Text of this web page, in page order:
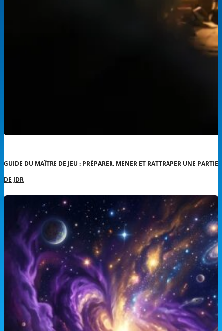
GUIDE DU MAÎTRE DE JEU : PRÉPARER, MENER ET RATTRAPER UNE PARTIE
DE JDR